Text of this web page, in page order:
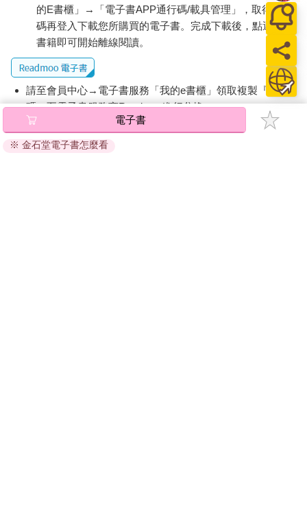
的E書櫃」→「電子書APP通行碼/載具管理」，取得通行
碼再登入下載您所購買的電子書。完成下載後，點選任一
書籍即可開始離線閱讀。
請至會員中心→電子書服務「我的e書櫃」領取複製『兌換
碼』至電子書服務商Readmoo進行兌換。
退換貨須知：
因版權保護，您在金石堂所購買的電子書僅能以金石堂專屬
電子書
※ 金石堂電子書怎麼看